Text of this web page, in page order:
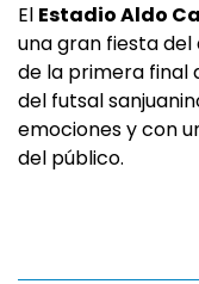
El Estadio Aldo
una gran fiesta
de la primera final
del futsal
emociones y con
del público.